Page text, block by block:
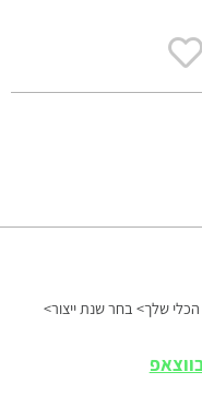
שלך> בחר שנת ייצור>